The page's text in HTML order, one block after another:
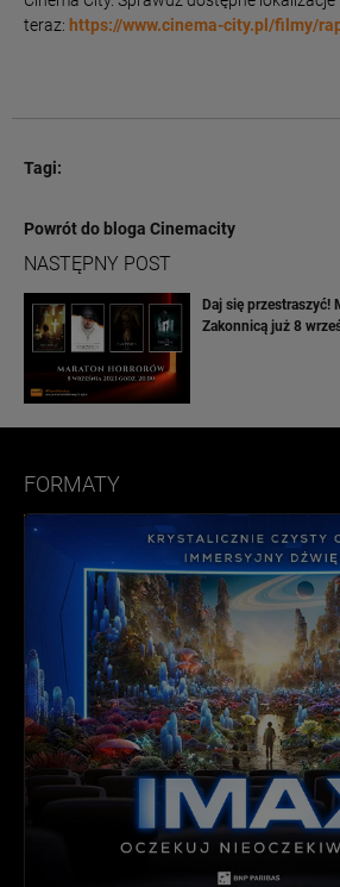
teraz: https://www.cinema-city.pl/filmy/
Tagi:
Powrót do bloga Cinemacity
NASTĘPNY POST
Daj się przestraszyć!
Zakonnicą już 8
FORMATY